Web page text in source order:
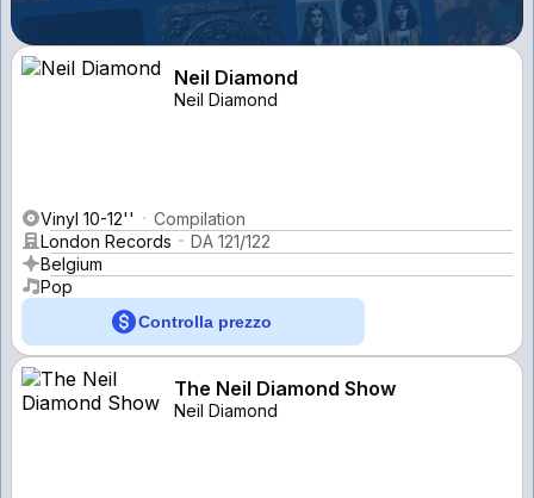
Neil Diamond
Neil Diamond
Vinyl 10-12''
Compilation
London Records
DA 121/122
Belgium
Pop
Controlla prezzo
The Neil Diamond Show
Neil Diamond